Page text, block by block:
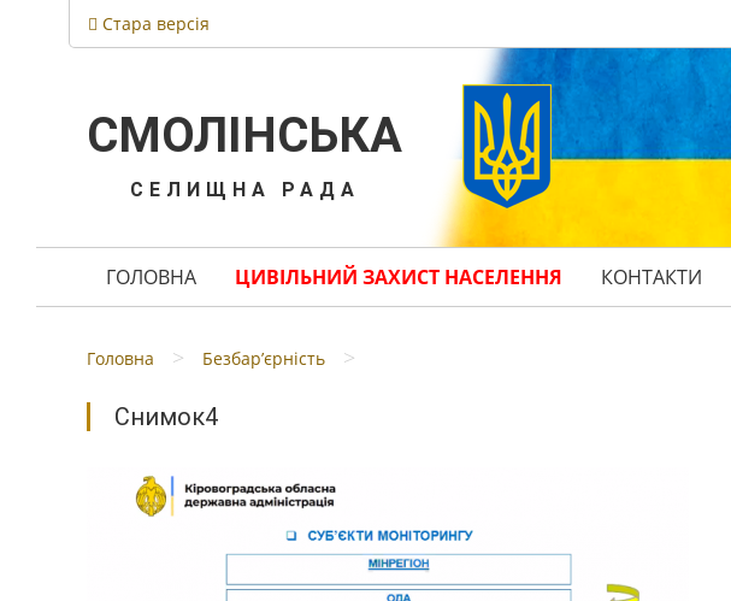
Стара версія
СМОЛІНСЬКА
СЕЛИЩНА РАДА
ГОЛОВНА ЦИВІЛЬНИЙ ЗАХИСТ НАСЕЛЕННЯ КОНТАКТИ
Головна > Безбар’єрність >
Снимок4